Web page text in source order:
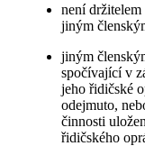
není
jiným
jiným
spočívající v
jeho řidičské
odejmuto,
činnosti
řidičského